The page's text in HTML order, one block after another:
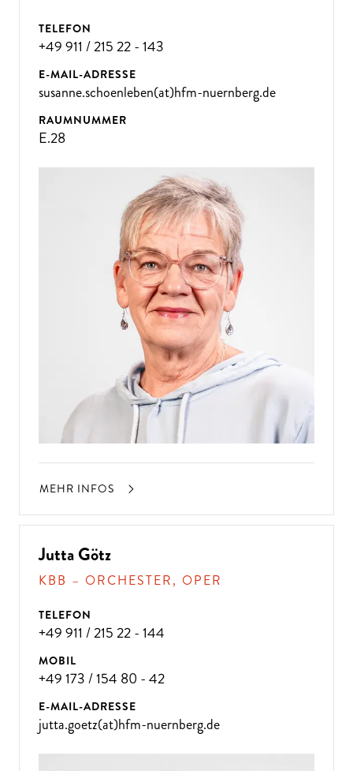
TELEFON
+49 911 / 215 22 - 143
E-MAIL-ADRESSE
susanne.schoenleben(at)hfm-nuernberg.de
RAUMNUMMER
E.28
MEHR INFOS
Jutta Götz
KBB – ORCHESTER, OPER
TELEFON
+49 911 / 215 22 - 144
MOBIL
+49 173 / 154 80 - 42
E-MAIL-ADRESSE
jutta.goetz(at)hfm-nuernberg.de